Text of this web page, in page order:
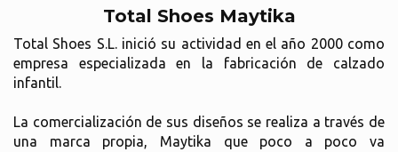
Total Shoes Maytika
Total Shoes S.L. inició su actividad en el año 2000 como
empresa especializada en la fabricación de calzado
infantil.
La comercialización de sus diseños se realiza a través de
una marca propia, Maytika que poco a poco va